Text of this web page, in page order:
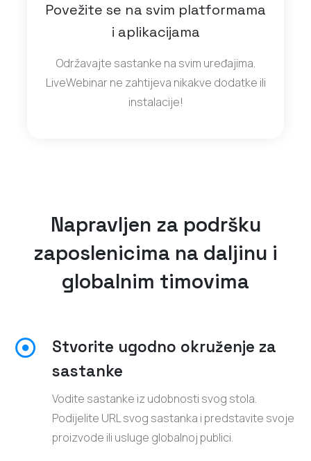
Povežite se na svim platformama
i aplikacijama
Održavajte sastanke na svim uređajima.
LiveWebinar ne zahtijeva nikakve dodatke ili
instalacije!
Napravljen za podršku
zaposlenicima na daljinu i
globalnim timovima
Stvorite ugodno okruženje za
sastanke
Vodite sastanke iz udobnosti svog stola.
Podijelite URL svog sastanka i predstavite svoje
proizvode ili usluge globalnoj publici.